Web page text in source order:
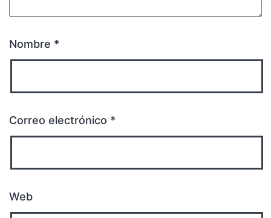
Nombre *
Correo electrónico *
Web